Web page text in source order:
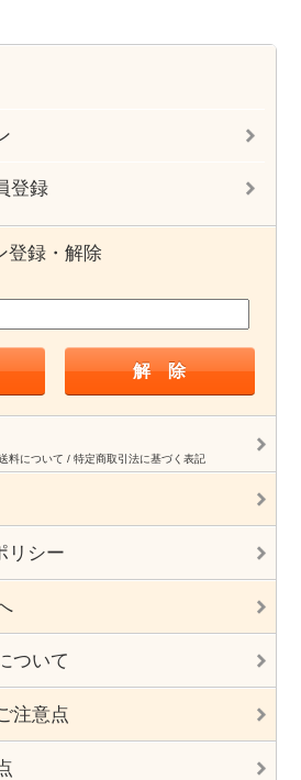
登録
登録・解除
料について / 特定商取引法に基づく表記
リシー
ついて
注意点